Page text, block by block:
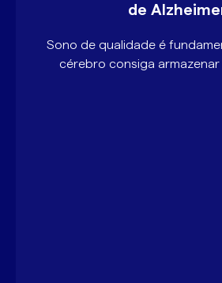
de
Sono de qualidade é
cérebro consiga